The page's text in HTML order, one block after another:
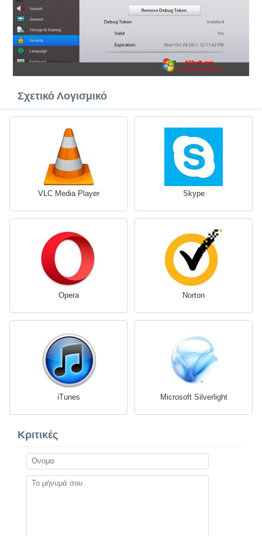
Σχετικό Λογισμικό
VLC Media Player Skype
Opera Norton
iTunes Microsoft Silverlight
Κριτικές